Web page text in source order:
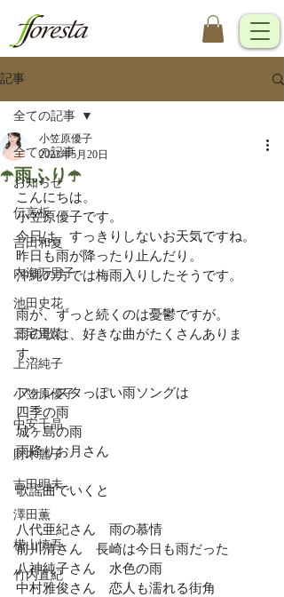
記事
全ての記事
お知らせ
伝言板
吉田和夏
内海万里子
池田史花
三宅里菜
上沼純子
小笠原優子
中安千晶
財木麗子
吉田明未
澤田薫
横山慎吾
竹内直紀
全ての記事
☂️雨ふり☂️
小笠原優子
2023年5月20日
こんにちは。
小笠原優子です。
今日は、すっきりしないお天気ですね。
昨日も雨が降ったり止んだり。
沖縄の方では梅雨入りしたそうです。
雨が、ずっと続くのは憂鬱ですが。
雨の歌は、好きな曲がたくさんありま
す。
フォレスタっぽい雨ソングは
四季の雨
城ヶ島の雨
雨降りお月さん
歌謡曲でいくと
八代亜紀さん　雨の慕情
前川清さん　長崎は今日も雨だった
八神純子さん　水色の雨
中村雅俊さん　恋人も濡れる街角